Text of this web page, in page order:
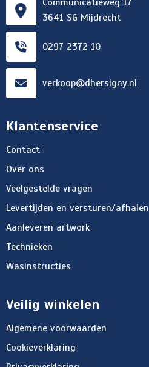
Communicatieweg 17
3641 SG Mijdrecht
0297 2372 10
verkoop@dhersigny.nl
Klantenservice
Contact
Over ons
Veelgestelde vragen
Levertijden en versturen/afhalen
Aanleveren artwork
Technieken
Wasinstructies
Veilig winkelen
Algemene voorwaarden
Cookieverklaring